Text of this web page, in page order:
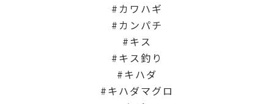
カワハギ
カンパチ
キス
キス釣り
キハダ
キハダマグロ